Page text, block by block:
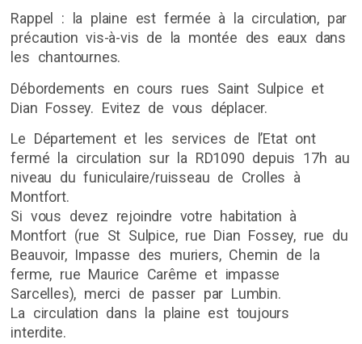
Rappel : la plaine est fermée à la circulation, par
précaution vis-à-vis de la montée des eaux dans
les chantournes.
Débordements en cours rues Saint Sulpice et
Dian Fossey. Evitez de vous déplacer.
Le Département et les services de l’Etat ont
fermé la circulation sur la RD1090 depuis 17h au
niveau du funiculaire/ruisseau de Crolles à
Montfort.
Si vous devez rejoindre votre habitation à
Montfort (rue St Sulpice, rue Dian Fossey, rue du
Beauvoir, Impasse des muriers, Chemin de la
ferme, rue Maurice Carême et impasse
Sarcelles), merci de passer par Lumbin.
La circulation dans la plaine est toujours
interdite.